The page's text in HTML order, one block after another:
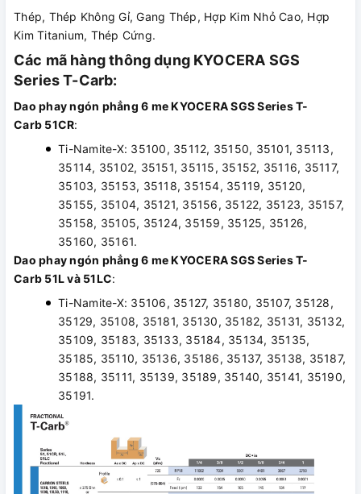
Thép, Thép Không Gỉ, Gang Thép, Hợp Kim Nhỏ Cao, Hợp
Kim Titanium, Thép Cứng.
Các mã hàng thông dụng KYOCERA SGS
Series T-Carb:
Dao phay ngón phẳng 6 me KYOCERA SGS Series T-
Carb 51CR:
Ti-Namite-X: 35100, 35112, 35150, 35101, 35113,
35114, 35102, 35151, 35115, 35152, 35116, 35117,
35103, 35153, 35118, 35154, 35119, 35120,
35155, 35104, 35121, 35156, 35122, 35123, 35157,
35158, 35105, 35124, 35159, 35125, 35126,
35160, 35161.
Dao phay ngón phẳng 6 me KYOCERA SGS Series T-
Carb 51L và 51LC:
Ti-Namite-X: 35106, 35127, 35180, 35107, 35128,
35129, 35108, 35181, 35130, 35182, 35131, 35132,
35109, 35183, 35133, 35184, 35134, 35135,
35185, 35110, 35136, 35186, 35137, 35138, 35187,
35188, 35111, 35139, 35189, 35140, 35141, 35190,
35191.